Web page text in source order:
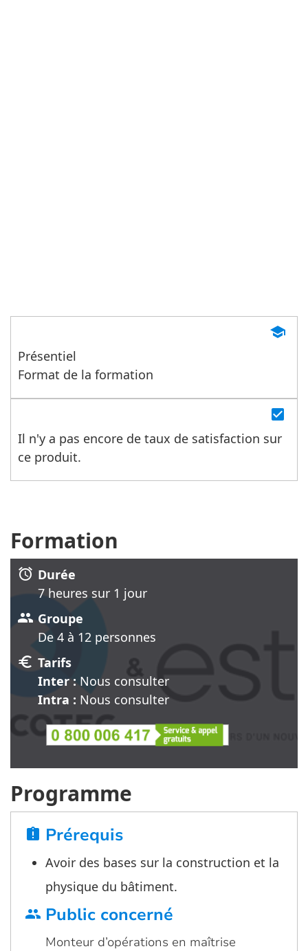
455 (service 0.15€/min + prix de l'appel)
Présentiel
Format de la formation
school
Il n'y a pas encore de taux de satisfaction sur
ce produit.
check_box
Formation
alarm Durée
7 heures sur 1 jour
group Groupe
De 4 à 12 personnes
euro Tarifs
Inter : Nous consulter
Intra : Nous consulter
Programme
assignment_late Prérequis
Avoir des bases sur la construction et la
physique du bâtiment.
group Public concerné
Monteur d’opérations en maîtrise